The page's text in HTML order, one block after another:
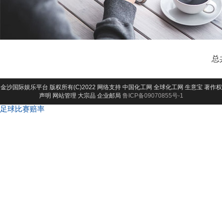
总
金沙国际娱乐平台 版权所有(C)2022 网络支持 中国化工网 全球化工网 生意宝 著作权
声明 网站管理 大宗品 企业邮局 鲁ICP备09070855号-1
足球比赛赔率